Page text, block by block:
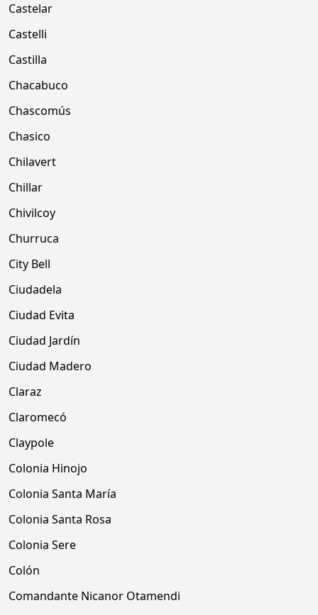
Castelar
Castelli
Castilla
Chacabuco
Chascomús
Chasico
Chilavert
Chillar
Chivilcoy
Churruca
City Bell
Ciudadela
Ciudad Evita
Ciudad Jardín
Ciudad Madero
Claraz
Claromecó
Claypole
Colonia Hinojo
Colonia Santa María
Colonia Santa Rosa
Colonia Sere
Colón
Comandante Nicanor Otamendi